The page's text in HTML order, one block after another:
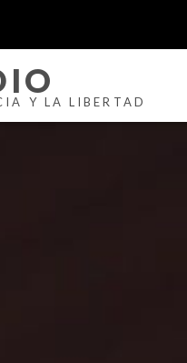
Y LA LIBERTAD